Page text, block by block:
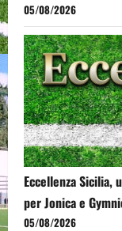
05/08/2026
Eccellenza
per Jonica e
05/08/2026